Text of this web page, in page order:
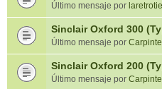
Último mensaje por
Sinclair Oxford 300
Último mensaje por
Sinclair Oxford 200
Último mensaje por